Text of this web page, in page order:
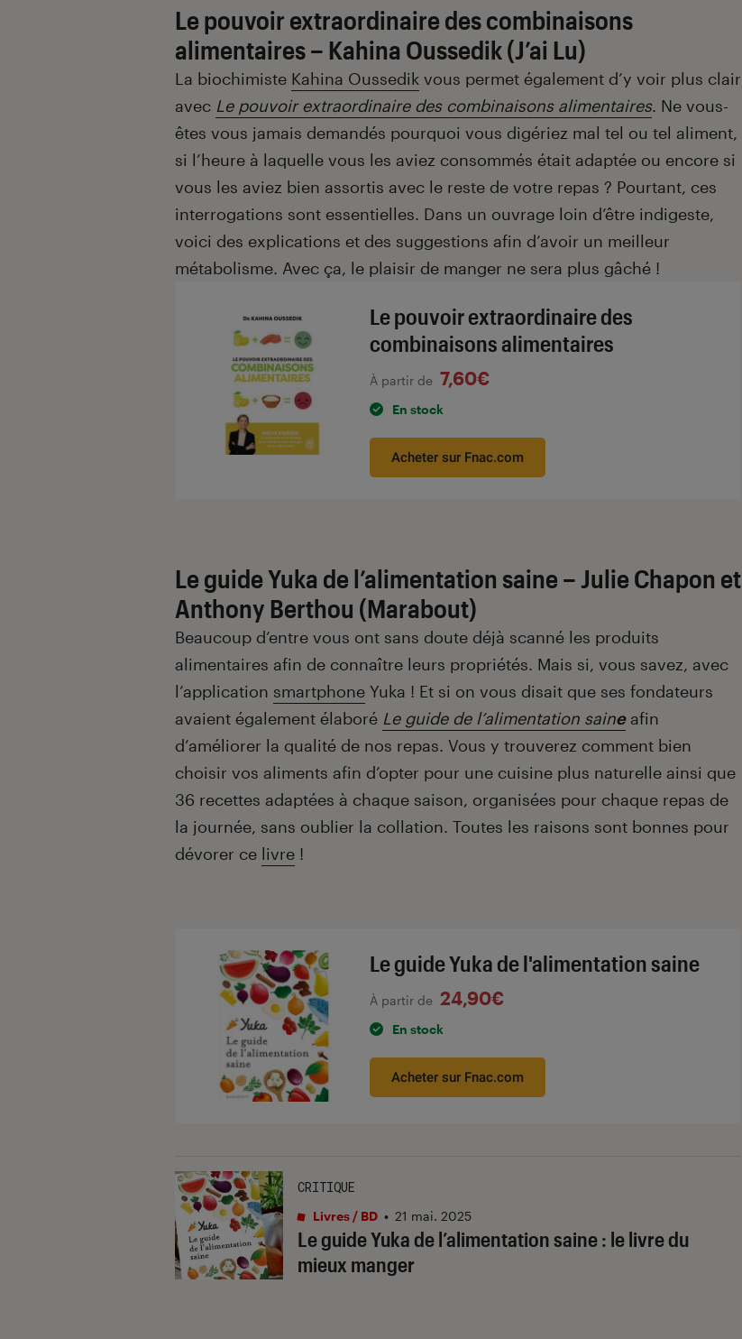
Le pouvoir extraordinaire des combinaisons
alimentaires – Kahina Oussedik (J’ai Lu)
La biochimiste Kahina Oussedik vous permet également d’y voir plus clair
avec Le pouvoir extraordinaire des combinaisons alimentaires. Ne vous-
êtes vous jamais demandés pourquoi vous digériez mal tel ou tel aliment,
si l’heure à laquelle vous les aviez consommés était adaptée ou encore si
vous les aviez bien assortis avec le reste de votre repas ? Pourtant, ces
interrogations sont essentielles. Dans un ouvrage loin d’être indigeste,
voici des explications et des suggestions afin d’avoir un meilleur
métabolisme. Avec ça, le plaisir de manger ne sera plus gâché !
Le pouvoir extraordinaire des
combinaisons alimentaires
À partir de 7,60€
En stock
Acheter sur Fnac.com
Le guide Yuka de l’alimentation saine – Julie Chapon et
Anthony Berthou (Marabout)
Beaucoup d’entre vous ont sans doute déjà scanné les produits
alimentaires afin de connaître leurs propriétés. Mais si, vous savez, avec
l’application smartphone Yuka ! Et si on vous disait que ses fondateurs
avaient également élaboré Le guide de l’alimentation saineafin
d’améliorer la qualité de nos repas. Vous y trouverez comment bien
choisir vos aliments afin d’opter pour une cuisine plus naturelle ainsi que
36 recettes adaptées à chaque saison, organisées pour chaque repas de
la journée, sans oublier la collation. Toutes les raisons sont bonnes pour
dévorer ce livre !
Le guide Yuka de l'alimentation saine
À partir de 24,90€
En stock
Acheter sur Fnac.com
Le guide Yuka de l’alimentation saine : le livre du
mieux manger
CRITIQUE
Livres / BD • 21 mai. 2025